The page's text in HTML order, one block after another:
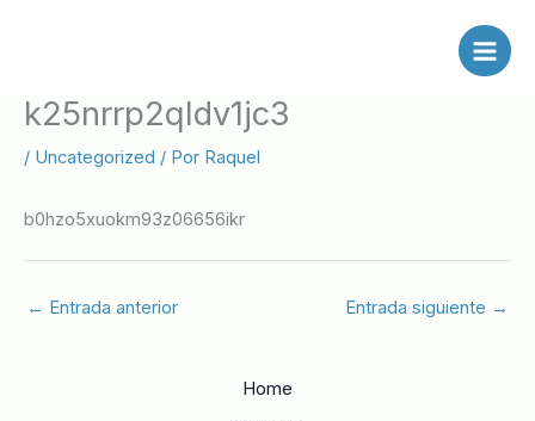
k25nrrp2qldv1jc3
/ Uncategorized / Por Raquel
b0hzo5xuokm93z06656ikr
← Entrada anterior Entrada siguiente →
Home